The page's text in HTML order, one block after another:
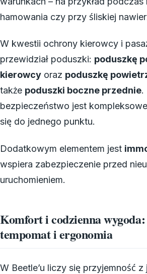
hamowania czy przy śliskiej
W kwestii ochrony kierowcy i
przewidział poduszki: poduszkę
kierowcy oraz poduszkę
także poduszki boczne przednie.
bezpieczeństwo jest
się do jednego punktu.
Dodatkowym elementem jest
wspiera zabezpieczenie przed
uruchomieniem.
Komfort i codzienna
tempomat i ergonomia
W Beetle’u liczy się przyjemność z